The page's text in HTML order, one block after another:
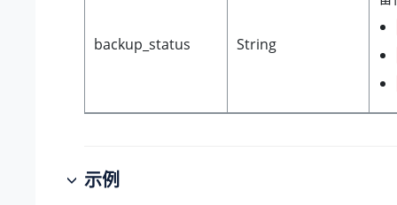
backup_status String
示例